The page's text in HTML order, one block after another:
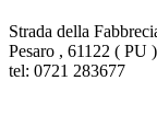
Strada della
Pesaro , 61122 ( PU
tel: 0721 283677